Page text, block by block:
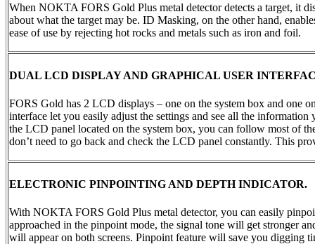
When NOKTA FORS Gold Plus metal detector detects a target, it
about what the target may be. ID Masking, on the other hand,
ease of use by rejecting hot rocks and metals such as iron and foil.
DUAL LCD DISPLAY AND GRAPHICAL USER
FORS Gold has 2 LCD displays – one on the system box and one
interface let you easily adjust the settings and see all the
the LCD panel located on the system box, you can follow most of
don’t need to go back and check the LCD panel constantly. This
ELECTRONIC PINPOINTING AND DEPTH INDICATOR.
With NOKTA FORS Gold Plus metal detector, you can easily
approached in the pinpoint mode, the signal tone will get stronger
will appear on both screens. Pinpoint feature will save you digging